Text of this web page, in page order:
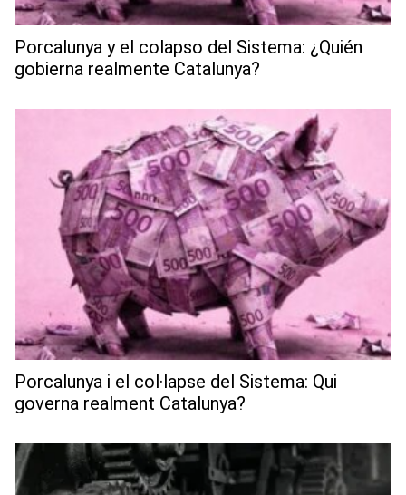
Porcalunya y el colapso del Sistema: ¿Quién
gobierna realmente Catalunya?
Porcalunya i el col·lapse del Sistema: Qui
governa realment Catalunya?